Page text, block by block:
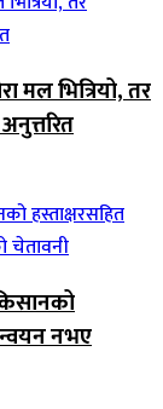
मल भित्रियो, तर
नभए